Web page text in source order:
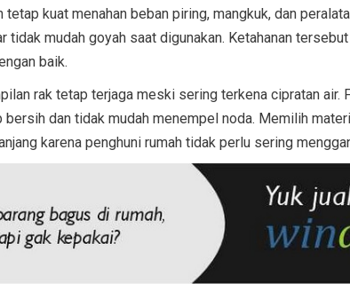
kuat menahan beban piring, mangkuk, dan
tidak mudah goyah saat digunakan. Ketahanan
baik.
rak tetap terjaga meski sering terkena cipratan air.
bersih dan tidak mudah menempel noda. Memilih
karena penghuni rumah tidak perlu sering